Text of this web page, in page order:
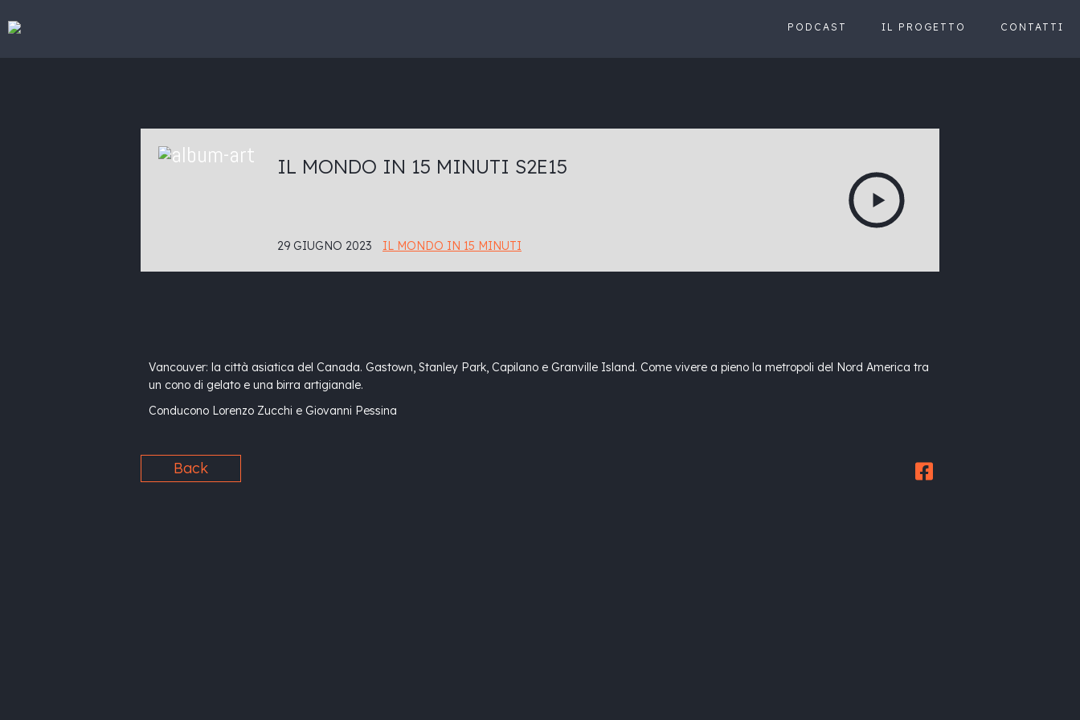
PODCAST IL PROGETTO CONTATTI
IL MONDO IN 15 MINUTI S2E15
29 GIUGNO 2023 IL MONDO IN 15 MINUTI
Vancouver: la città asiatica del Canada. Gastown, Stanley Park, Capilano e Granville Island. Come vivere a pieno la metropoli del Nord America tra
un cono di gelato e una birra artigianale.
Conducono Lorenzo Zucchi e Giovanni Pessina
Back